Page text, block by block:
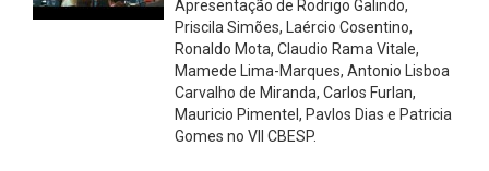
Apresentação de Rodrigo Galindo,
Priscila Simões, Laércio Cosentino,
Ronaldo Mota, Claudio Rama Vitale,
Mamede Lima-Marques, Antonio Lisboa
Carvalho de Miranda, Carlos Furlan,
Mauricio Pimentel, Pavlos Dias e Patricia
Gomes no VII CBESP.